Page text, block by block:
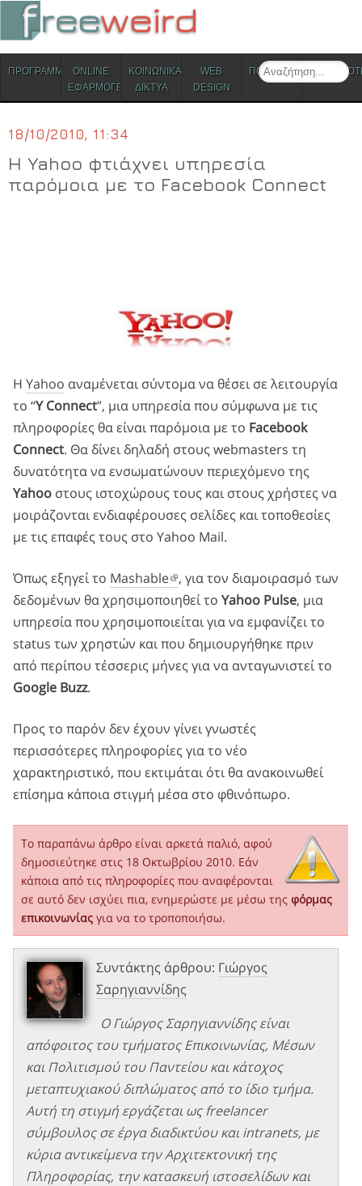
Search
Skip to content
ΠΡΟΓΡΑΜΜΑΤΑONLINE
ΕΦΑΡΜΟΓΕΣ
ΚΟΙΝΩΝΙΚΑ
ΔΙΚΤΥΑ
WEB
DESIGN
ΠΟΛΙΤΙΣΜΟΣ
18/10/2010, 11:34
Η Yahoo φτιάχνει υπηρεσία
παρόμοια με το Facebook Connect
Η Yahoo αναμένεται σύντομα να θέσει σε λειτουργία
το “Y Connect”, μια υπηρεσία που σύμφωνα με τις
πληροφορίες θα είναι παρόμοια με το Facebook
Connect. Θα δίνει δηλαδή στους webmasters τη
δυνατότητα να ενσωματώνουν περιεχόμενο της
Yahoo στους ιστοχώρους τους και στους χρήστες να
μοιράζονται ενδιαφέρουσες σελίδες και τοποθεσίες
με τις επαφές τους στο Yahoo Mail.
Όπως εξηγεί το Mashable , για τον διαμοιρασμό των
δεδομένων θα χρησιμοποιηθεί το Yahoo Pulse, μια
υπηρεσία που χρησιμοποιείται για να εμφανίζει το
status των χρηστών και που δημιουργήθηκε πριν
από περίπου τέσσερις μήνες για να ανταγωνιστεί το
Google Buzz.
Προς το παρόν δεν έχουν γίνει γνωστές
περισσότερες πληροφορίες για το νέο
χαρακτηριστικό, που εκτιμάται ότι θα ανακοινωθεί
επίσημα κάποια στιγμή μέσα στο φθινόπωρο.
Το παραπάνω άρθρο είναι αρκετά παλιό, αφού
δημοσιεύτηκε στις 18 Οκτωβρίου 2010. Εάν
κάποια από τις πληροφορίες που αναφέρονται
σε αυτό δεν ισχύει πια, ενημερώστε με μέσω της φόρμας
επικοινωνίας για να το τροποποιήσω.
Συντάκτης άρθρου: Γιώργος
Σαρηγιαννίδης
Ο Γιώργος Σαρηγιαννίδης είναι
απόφοιτος του τμήματος Επικοινωνίας, Μέσων
και Πολιτισμού του Παντείου και κάτοχος
μεταπτυχιακού διπλώματος από το ίδιο τμήμα.
Αυτή τη στιγμή εργάζεται ως freelancer
σύμβουλος σε έργα διαδικτύου και intranets, με
κύρια αντικείμενα την Αρχιτεκτονική της
Πληροφορίας, την κατασκευή ιστοσελίδων και